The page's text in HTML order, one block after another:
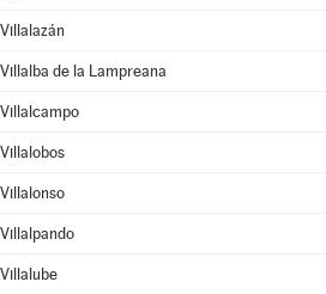
Villalazán
Villalba de la Lampreana
Villalcampo
Villalobos
Villalonso
Villalpando
Villalube